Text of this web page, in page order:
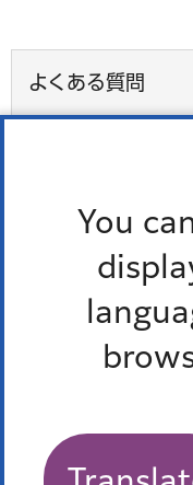
You
よくある質問
児童手当の申請
特別児童扶養手
ひとり親家庭の
力開発のための
が、どのような支
よ